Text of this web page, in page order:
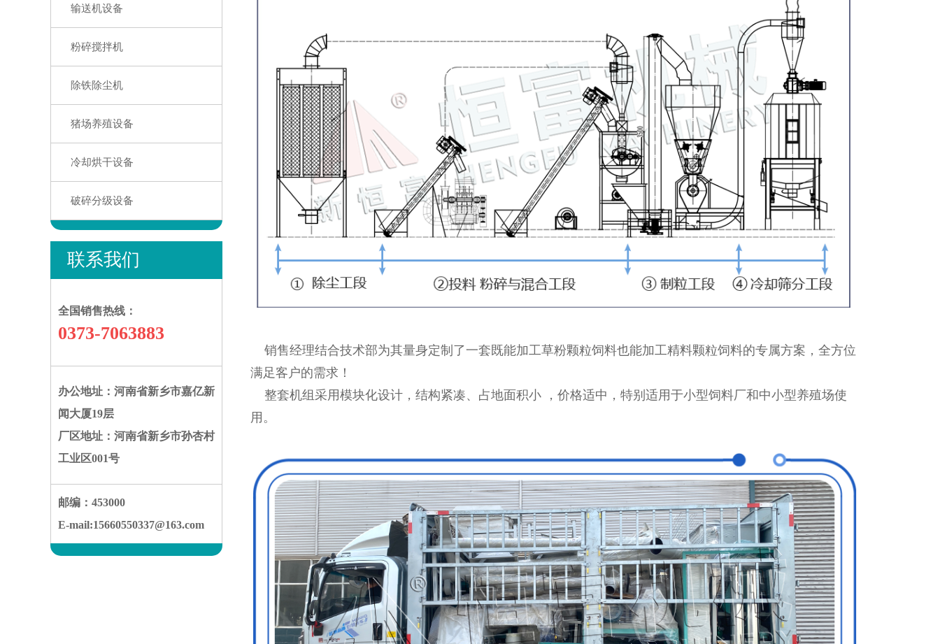
输送机设备
粉碎搅拌机
除铁除尘机
猪场养殖设备
冷却烘干设备
破碎分级设备
联系我们
全国销售热线：
0373-7063883
办公地址：河南省新乡市嘉亿新
闻大厦19层
厂区地址：河南省新乡市孙杏村
工业区001号
邮编：453000
E-mail:15660550337@163.com
销售经理结合技术部为其量身定制了一套既能加工草粉颗粒饲料也能加工精料颗粒饲料的专属方案，全方位
满足客户的需求！
整套机组采用模块化设计，结构紧凑、占地面积小 ，价格适中，特别适用于小型饲料厂和中小型养殖场使
用。